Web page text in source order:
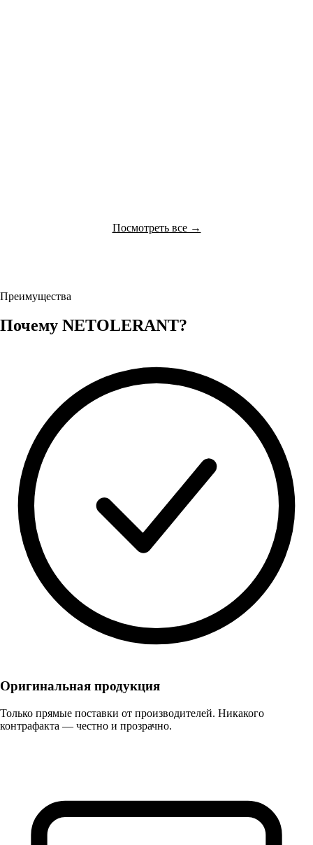
Посмотреть все →
Преимущества
Почему NETOLERANT?
Оригинальная продукция
Только прямые поставки от производителей. Никакого
контрафакта — честно и прозрачно.